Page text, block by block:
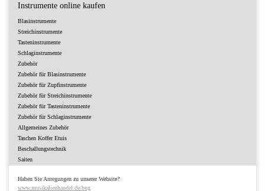
Instrumente online kaufen
Blasinstrumente
Streichinstrumente
Tasteninstrumente
Schlaginstrumente
Zubehör
Zubehör für Blasinstrumente
Zubehör für Zupfinstrumente
Zubehör für Streichinstrumente
Zubehör für Tasteninstrumente
Zubehör für Schlaginstrumente
Allgemeines Zubehör
Taschen Koffer Etuis
Beschallungstechnik
Saiten
Haben Sie Anregungen zu unserer Website?
www.musikalienhandel.de/bug